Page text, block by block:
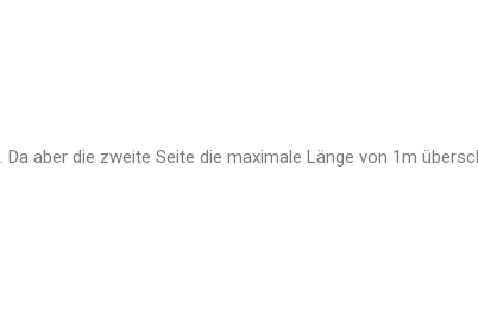
aber die zweite Seite die maximale Länge von 1m